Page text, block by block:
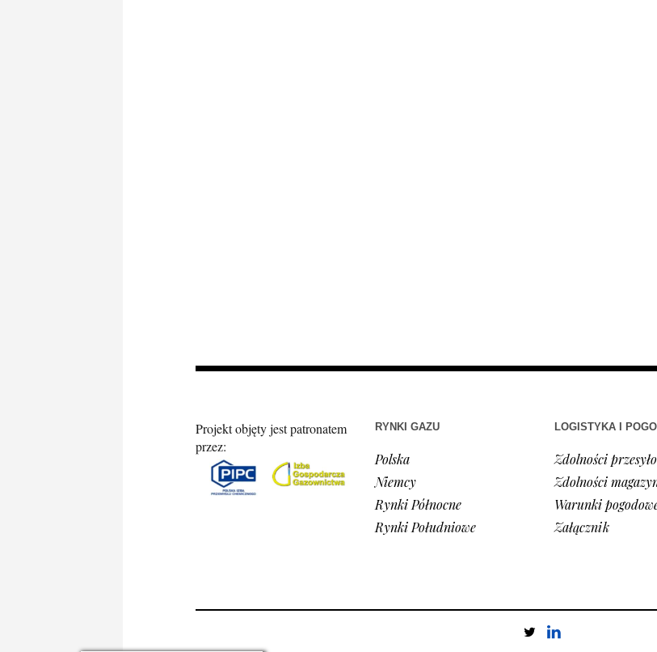
Projekt objęty jest patronatem
przez:
RYNKI GAZU
Polska
Niemcy
Rynki Północne
Rynki Południowe
LOGISTYKA I
Zdolności
Zdolności
Warunki
Załącznik